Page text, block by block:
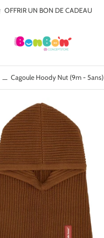
OFFRIR UN BON DE CADEAU
Cagoule Hoody Nut (9m - 5ans)